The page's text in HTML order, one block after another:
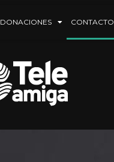
DONACIONES CONTACTO